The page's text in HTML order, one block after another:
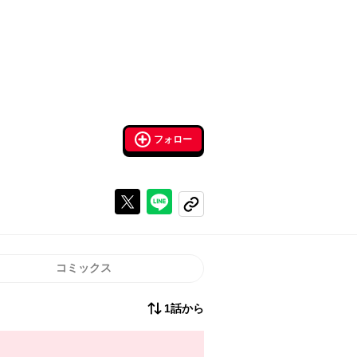
フォロー
Xで投稿するラインでシェアする
コピーする
コミックス
1話から